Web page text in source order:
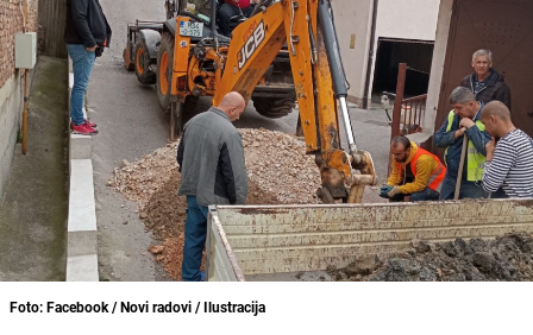
Foto: Facebook / Novi radovi / Ilustracija